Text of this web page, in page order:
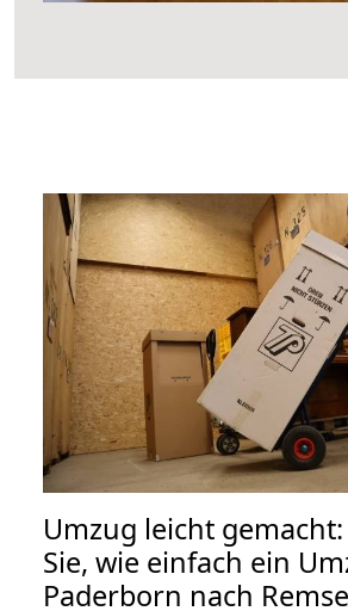
Umzug leicht
Sie, wie einfach ein
Paderborn nach